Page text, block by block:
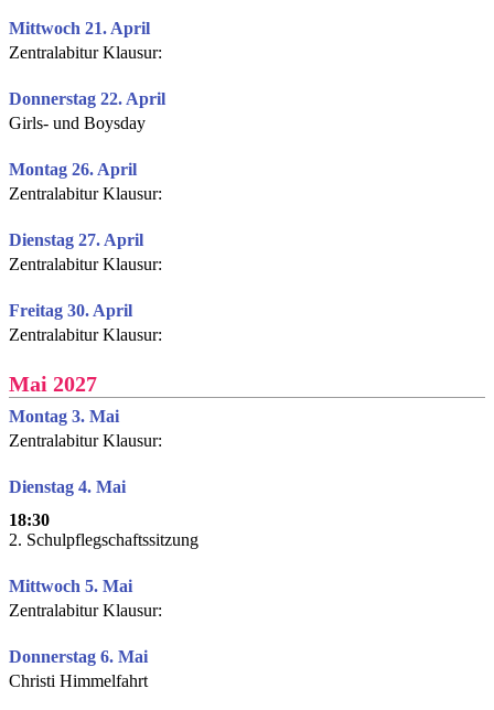
Mittwoch 21. April
Zentralabitur Klausur:
Donnerstag 22. April
Girls- und Boysday
Montag 26. April
Zentralabitur Klausur:
Dienstag 27. April
Zentralabitur Klausur:
Freitag 30. April
Zentralabitur Klausur:
Mai 2027
Montag 3. Mai
Zentralabitur Klausur:
Dienstag 4. Mai
18:30
2. Schulpflegschaftssitzung
Mittwoch 5. Mai
Zentralabitur Klausur:
Donnerstag 6. Mai
Christi Himmelfahrt